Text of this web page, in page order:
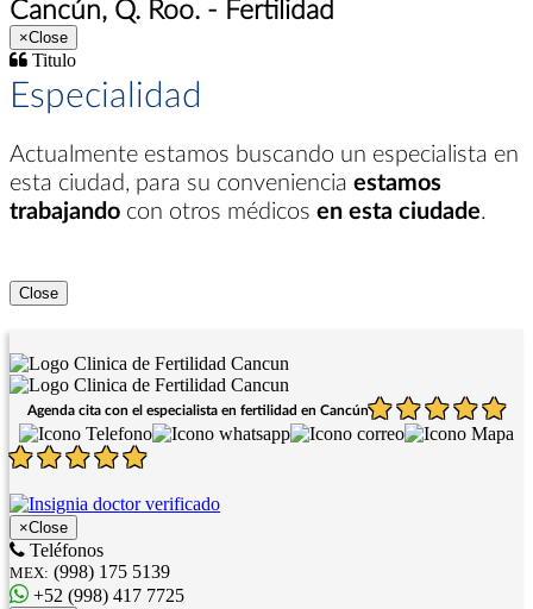
Cancún, Q. Roo. - Fertilidad
×Close
Titulo
Especialidad
Actualmente estamos buscando un especialista en
esta ciudad, para su conveniencia estamos
trabajando con otros médicos en esta ciudade.
Close
Agenda cita con el especialista en fertilidad en Cancún
×Close
Teléfonos
MEX: (998) 175 5139
+52 (998) 417 7725